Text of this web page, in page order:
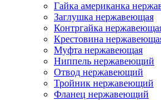
Гайка американка
Заглушка нержавеющая
Контргайка
Крестовина
Муфта нержавеющая
Ниппель нержавеющий
Отвод нержавеющий
Тройник нержавеющий
Фланец нержавеющий